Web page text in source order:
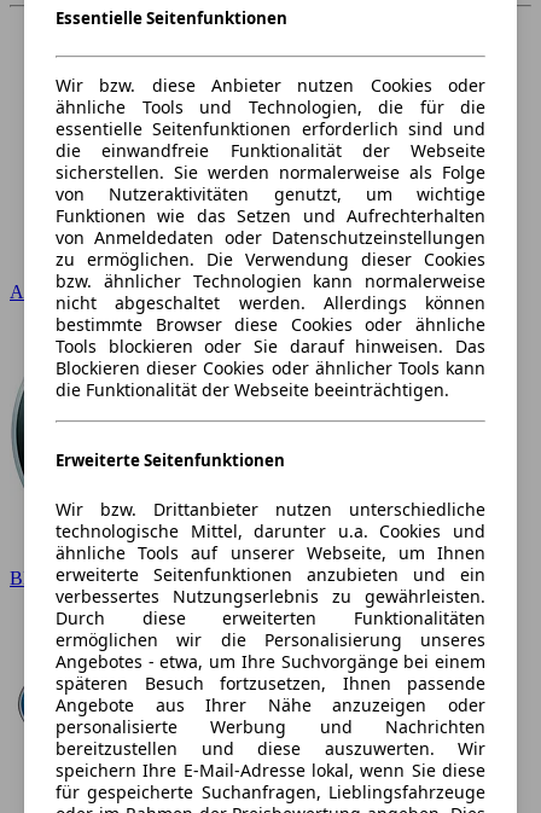
Audi
BMW
Essentielle Seitenfunktionen
Wir bzw. diese Anbieter nutzen Cookies oder
ähnliche Tools und Technologien, die für die
essentielle Seitenfunktionen erforderlich sind und
die einwandfreie Funktionalität der Webseite
sicherstellen. Sie werden normalerweise als Folge
von Nutzeraktivitäten genutzt, um wichtige
Funktionen wie das Setzen und Aufrechterhalten
von Anmeldedaten oder Datenschutzeinstellungen
zu ermöglichen. Die Verwendung dieser Cookies
bzw. ähnlicher Technologien kann normalerweise
nicht abgeschaltet werden. Allerdings können
bestimmte Browser diese Cookies oder ähnliche
Tools blockieren oder Sie darauf hinweisen. Das
Blockieren dieser Cookies oder ähnlicher Tools kann
die Funktionalität der Webseite beeinträchtigen.
Erweiterte Seitenfunktionen
Wir bzw. Drittanbieter nutzen unterschiedliche
technologische Mittel, darunter u.a. Cookies und
ähnliche Tools auf unserer Webseite, um Ihnen
erweiterte Seitenfunktionen anzubieten und ein
verbessertes Nutzungserlebnis zu gewährleisten.
Durch diese erweiterten Funktionalitäten
ermöglichen wir die Personalisierung unseres
Angebotes - etwa, um Ihre Suchvorgänge bei einem
späteren Besuch fortzusetzen, Ihnen passende
Angebote aus Ihrer Nähe anzuzeigen oder
personalisierte Werbung und Nachrichten
bereitzustellen und diese auszuwerten. Wir
speichern Ihre E-Mail-Adresse lokal, wenn Sie diese
für gespeicherte Suchanfragen, Lieblingsfahrzeuge